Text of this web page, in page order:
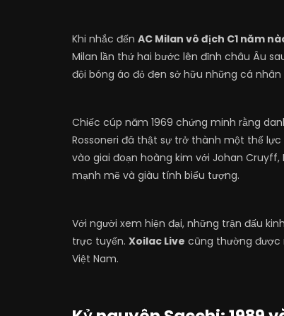
Khi nhắc đến AC Milan vô địch C1 năm
Milan lần thứ hai bước lên đỉnh châu Âu
đội bóng áo đỏ đen sở hữu những cá
Chiếc cúp năm 1969 chứng minh rằng
Rossoneri đã thật sự trở thành một thế
vào giai đoạn hoàng kim với Johan
mạnh mẽ và giàu tính biểu tượng.
Với người xem hiện đại, những trận đấu
trực tuyến. Xoilac Live cũng thường được
Việt Nam.